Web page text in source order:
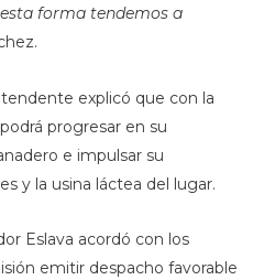
forma tendemos a
explicó que con la
progresar en su
e impulsar su
y la usina láctea del lugar.
Eslava acordó con los
emitir despacho favorable